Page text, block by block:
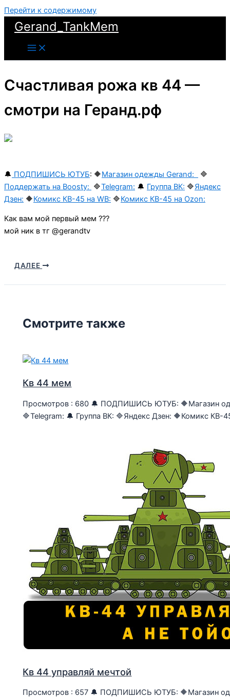
Перейти к содержимому
Gerand_TankMem
Счастливая рожа кв 44 —
смотри на Геранд.рф
🔔 ПОДПИШИСЬ ЮТУБ: 🔶Магазин одежды Gerand:
🔷
Поддержать на Boosty: 🔷Telegram: 🔔 Группа ВК: 🔷Яндекс
Дзен: 🔶Комикс КВ-45 на WB: 🔷Комикс КВ-45 на Ozon:
Как вам мой первый мем ???
мой ник в тг @gerandtv
ДАЛЕЕ
Смотрите также
Кв 44 мем
Просмотров : 680 🔔 ПОДПИШИСЬ ЮТУБ: 🔶Магазин
🔷Telegram: 🔔 Группа ВК: 🔷Яндекс Дзен: 🔶Комикс КВ-
Кв 44 управляй мечтой
Просмотров : 657 🔔 ПОДПИШИСЬ ЮТУБ: 🔶Магазин